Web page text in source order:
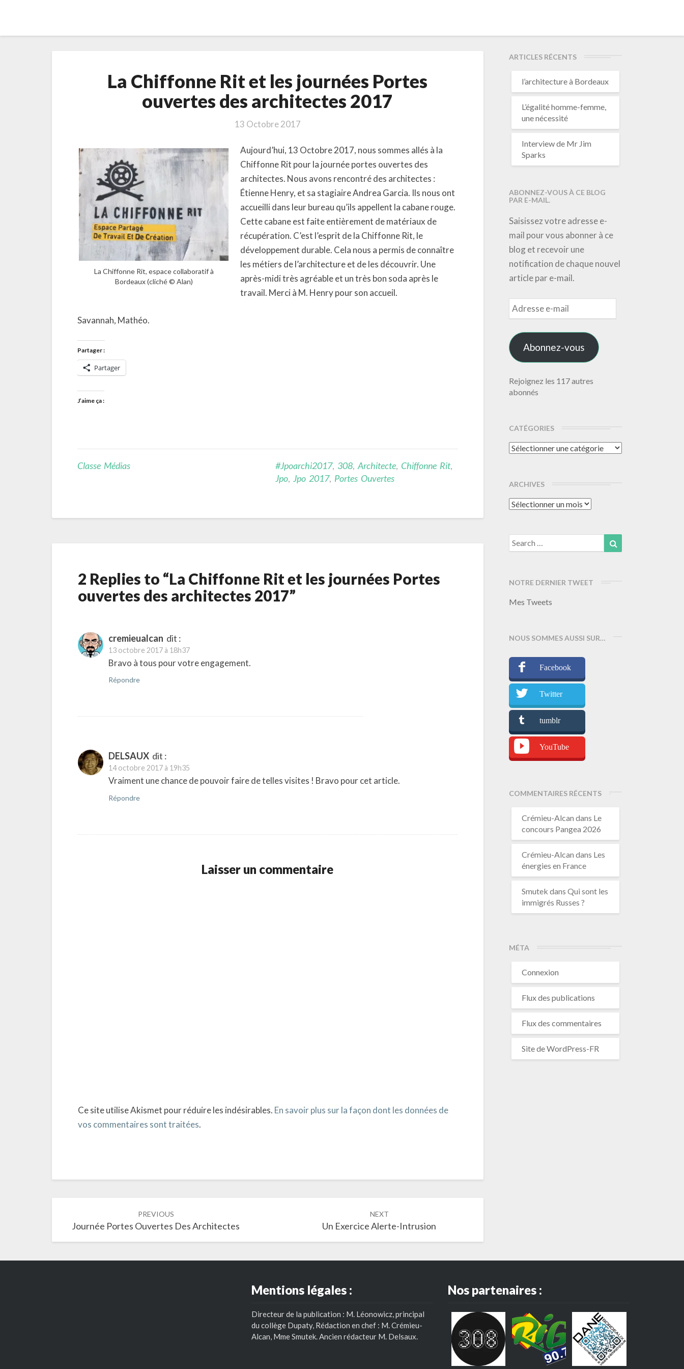
Chiffonne
et
journées
ouvertes
des
architectes
2017
La Chiffonne Rit et les journées Portes
ouvertes des architectes 2017
13 Octobre 2017
La Chiffonne Rit, espace collaboratif à
Bordeaux (cliché © Alan)
Aujourd’hui, 13 Octobre 2017, nous sommes allés à la
Chiffonne Rit pour la journée portes ouvertes des
architectes. Nous avons rencontré des architectes :
Étienne Henry, et sa stagiaire Andrea Garcia. Ils nous ont
accueilli dans leur bureau qu’ils appellent la cabane rouge.
Cette cabane est faite entièrement de matériaux de
récupération. C’est l’esprit de la Chiffonne Rit, le
développement durable. Cela nous a permis de connaître
les métiers de l’architecture et de les découvrir. Une
après-midi très agréable et un très bon soda après le
travail. Merci à M. Henry pour son accueil.
Savannah, Mathéo.
Partager :
Partager
J’aime ça :
Classe Médias #jpoarchi2017, 308, Architecte, Chiffonne Rit,
Jpo, Jpo 2017, Portes Ouvertes
2 Replies to “La Chiffonne Rit et les journées Portes
ouvertes des architectes 2017”
cremieualcan dit :
13 octobre 2017 à 18h37
Bravo à tous pour votre engagement.
Répondre
DELSAUX dit :
14 octobre 2017 à 19h35
Vraiment une chance de pouvoir faire de telles visites ! Bravo pour cet article.
Répondre
Laisser un commentaire
Ce site utilise Akismet pour réduire les indésirables. En savoir plus sur la façon dont les données de
vos commentaires sont traitées.
navigation
PREVIOUS
Journée Portes Ouvertes Des Architectes
NEXT
Un Exercice Alerte-Intrusion
ARTICLES RÉCENTS
l’architecture à Bordeaux
L’égalité homme-femme,
une nécessité
Interview de Mr Jim
Sparks
ABONNEZ-VOUS À CE BLOG
PAR E-MAIL.
Saisissez votre adresse e-
mail pour vous abonner à ce
blog et recevoir une
notification de chaque nouvel
article par e-mail.
Adresse
e-
mail
Abonnez-vous
Rejoignez les 117 autres
abonnés
CATÉGORIES
Catégories
ARCHIVES
Archives
Search
for:
NOTRE DERNIER TWEET
Mes Tweets
NOUS SOMMES AUSSI SUR…
Facebook
Twitter
tumblr
YouTube
COMMENTAIRES RÉCENTS
Crémieu-Alcan dans Le
concours Pangea 2026
Crémieu-Alcan dans Les
énergies en France
Smutek dans Qui sont les
immigrés Russes ?
MÉTA
Connexion
Flux des publications
Flux des commentaires
Site de WordPress-FR
Mentions légales :
Directeur de la publication : M. Léonowicz, principal
du collège Dupaty, Rédaction en chef : M. Crémieu-
Alcan, Mme Smutek. Ancien rédacteur M. Delsaux.
Nos partenaires :